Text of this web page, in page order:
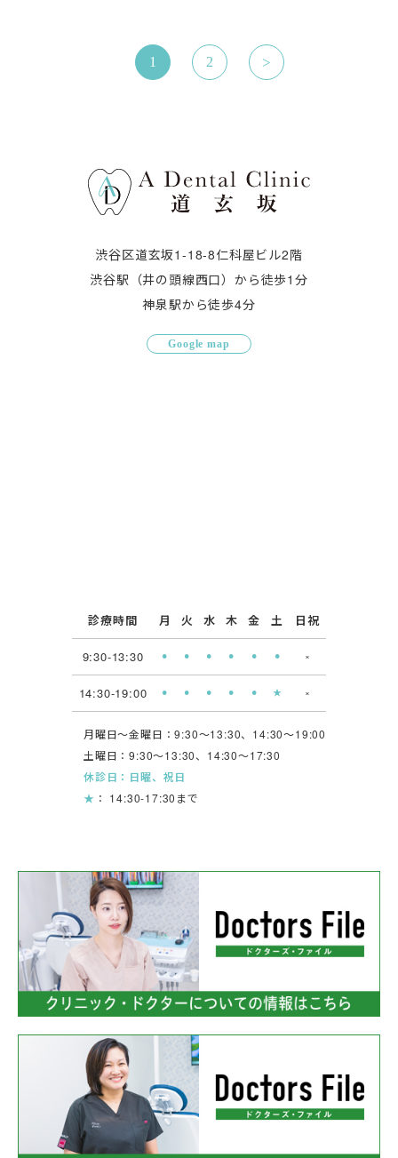
1 2 >
渋谷区道玄坂1-18-8仁科屋ビル2階
渋谷駅（井の頭線西口）から徒歩1分
神泉駅から徒歩4分
Google map
診療時間 月 火 水 木 金 土 日祝
9:30-13:30 ⚫︎ ⚫︎ ⚫︎ ⚫︎ ⚫︎ ⚫︎ ×
14:30-19:00 ⚫︎ ⚫︎ ⚫︎ ⚫︎ ⚫︎ ★ ×
月曜日〜金曜日：9:30〜13:30、14:30〜19:00
土曜日：9:30〜13:30、14:30〜17:30
休診日：日曜、祝日
★ ： 14:30-17:30まで